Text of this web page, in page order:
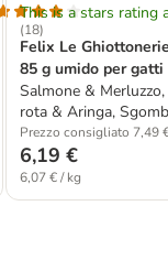
This is a stars rating
(18)
Felix Le
85 g umido per gatti
Salmone &
rota & Aringa,
Prezzo consigliato 7,49
6,19 €
6,07 € / kg